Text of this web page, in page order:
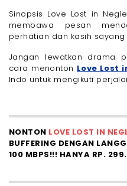
Sinopsis Love Lost in
membawa pesan
perhatian dan kasih
Jangan lewatkan drama
cara menonton Love Lost
Indo untuk mengikuti
NONTON LOVE LOST IN
BUFFERING DENGAN
100 MBPS!!! HANYA RP.